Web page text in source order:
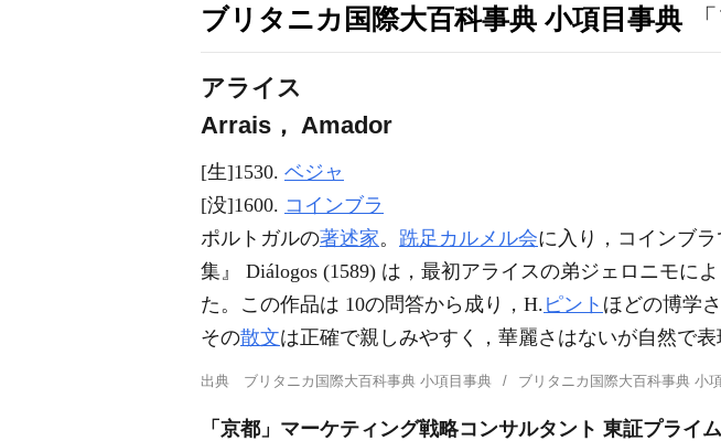
ブリタニカ国際大百科事典 小項目事典
アライス
Arrais， Amador
[生]1530. ベジャ
[没]1600. コインブラ
ポルトガルの著述家。 跣足カルメル会に入り，コインブラ
集』 Diálogos (1589) は，最初アライスの弟ジェロニモに
た。この作品は 10の問答から成り，H. ピント ほどの博学
その散文は正確で親しみやすく，華麗さはないが自然で表
出典 ブリタニカ国際大百科事典 小項目事典 ブリタニカ国際大百科事典
「京都」マーケティング戦略コンサルタント 東証プライ